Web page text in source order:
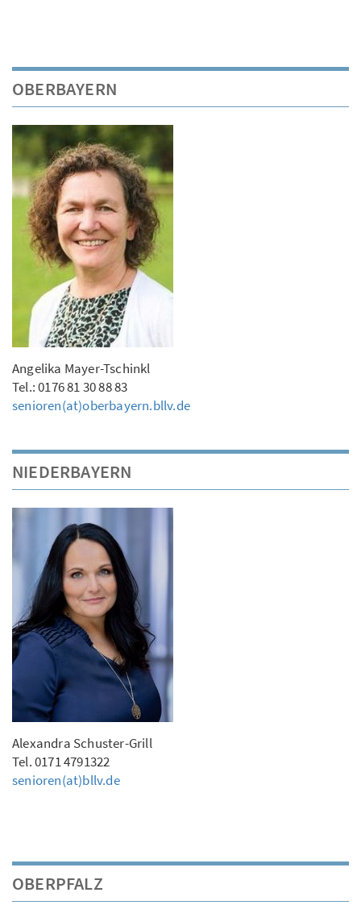
OBERBAYERN
Angelika Mayer-Tschinkl
Tel.: 0176 81 30 88 83
senioren(at)oberbayern.bllv.de
NIEDERBAYERN
Alexandra Schuster-Grill
Tel. 0171 4791322
senioren(at)bllv.de
OBERPFALZ